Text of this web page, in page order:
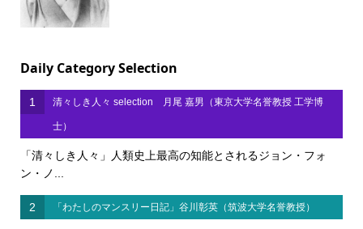
Daily Category Selection
1 清々しき人々 selection 月尾 嘉男（東京大学名誉教授 工学博
士）
「清々しき人々」人類史上最高の知能とされるジョン・フォ
ン・ノ...
2 「わたしのマンスリー日記」谷川彰英（筑波大学名誉教授）